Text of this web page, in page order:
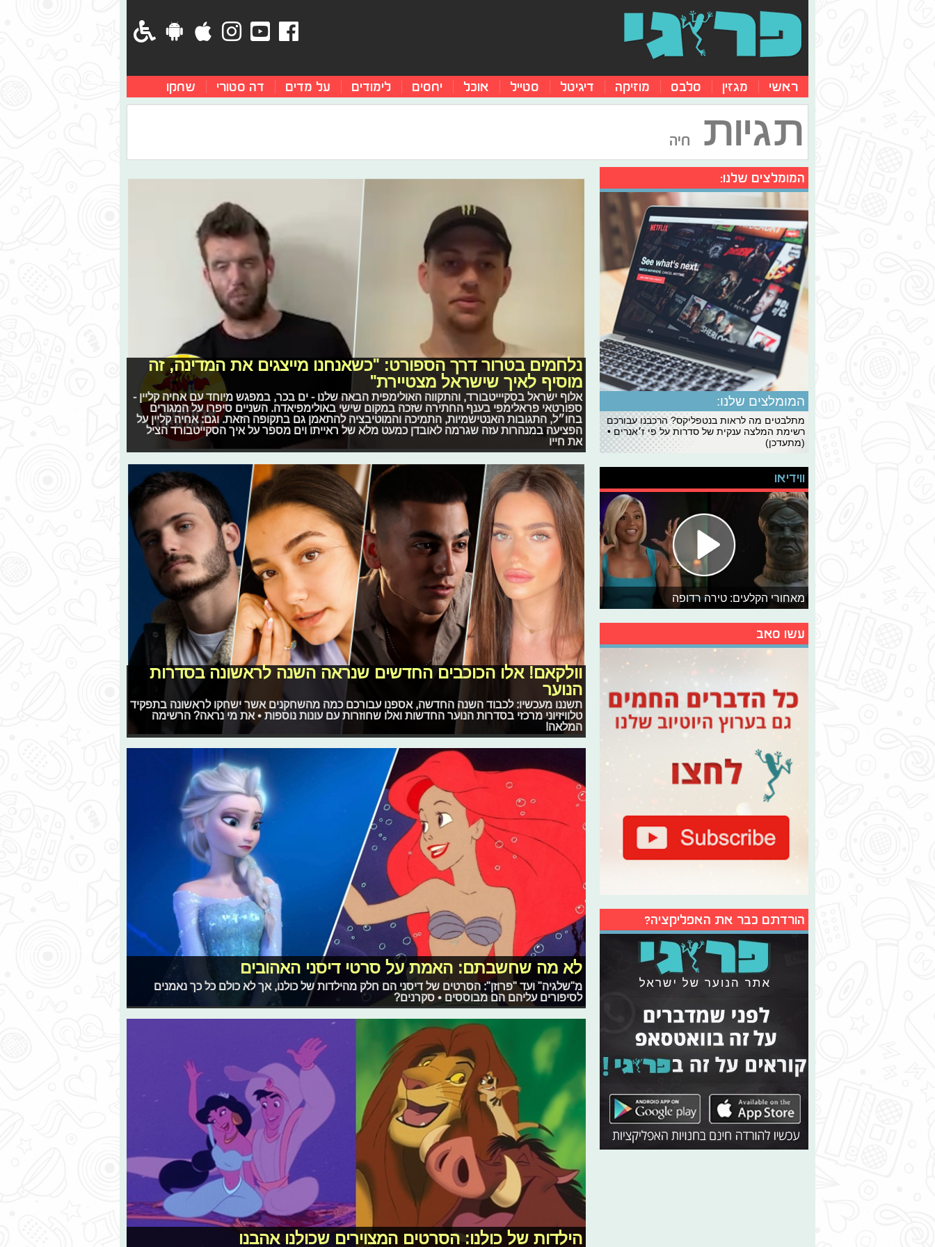
ראשי מגזין סלבס מוזיקה דיגיטל סטייל אוכל יחסים לימודים על מדים דה סטורי שחקו
תגיות חיה
נלחמים בטרור דרך הספורט: "כשאנחנו מייצגים את המדינה, זה
מוסיף לאיך שישראל מצטיירת"
אלוף ישראל בסקיייטבורד, והתקווה האולימפית הבאה שלנו - ים בכר, במפגש מיוחד עם אחיה קליין -
ספורטאי פראלימפי בענף החתירה שזכה במקום שישי באולימפיאדה. השניים סיפרו על המגורים
בחו״ל, התגובות האנטישמיות, התמיכה והמוטיבציה להתאמן גם בתקופה הזאת. וגם: אחיה קליין על
הפציעה במנהרות עזה שגרמה לאובדן כמעט מלא של ראייתו וים מספר על איך הסקייטבורד הציל
את חייו
וולקאם! אלו הכוכבים החדשים שנראה השנה לראשונה בסדרות
הנוער
תשננו מעכשיו: לכבוד השנה החדשה, אספנו עבורכם כמה מהשחקנים אשר ישחקו לראשונה בתפקיד
טלוויזיוני מרכזי בסדרות הנוער החדשות ואלו שחוזרות עם עונות נוספות • את מי נראה? הרשימה
המלאה!
לא מה שחשבתם: האמת על סרטי דיסני האהובים
מ"שלגיה" ועד "פרוזן": הסרטים של דיסני הם חלק מהילדות של כולנו, אך לא כולם כל כך נאמנים
לסיפורים עליהם הם מבוססים • סקרנים?
הילדות של כולנו: הסרטים המצוירים שכולנו אהבנו
המומלצים שלנו:
המומלצים שלנו:
מתלבטים מה לראות בנטפליקס? הרכבנו עבורכם
רשימת המלצה ענקית של סדרות על פי ז׳אנרים •
(מתעדכן)
ווידיאו
מאחורי הקלעים: טירה רדופה
עשו סאב
הורדתם כבר את האפליקציה?